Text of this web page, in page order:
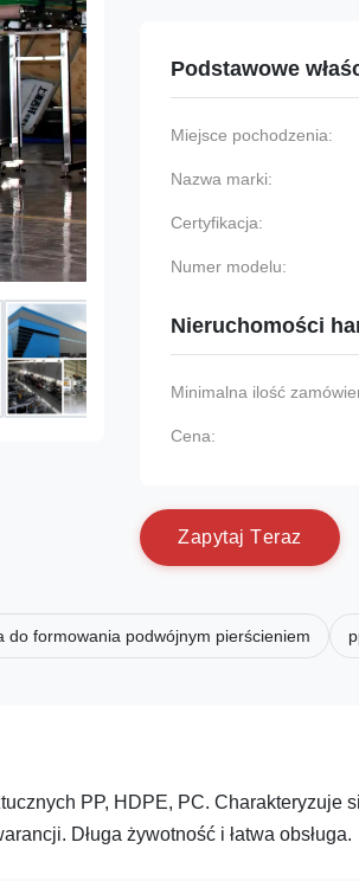
Podstawowe
Miejsce pochodzenia:
Nazwa marki:
Certyfikacja:
Numer modelu:
Nieruchomości
Minimalna ilość
Cena:
Zapytaj Teraz
do formowania podwójnym pierścieniem
PP, HDPE, PC. Charakteryzuje
Długa żywotność i łatwa obsługa.